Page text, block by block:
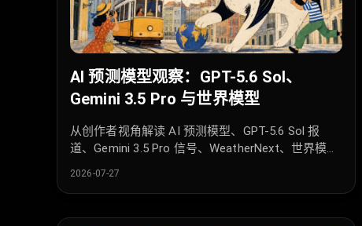
AI 预测模型观察：GPT-5.6 Sol、
Gemini 3.5 Pro 与世界模型
从创作者视角解读 AI 预测模型、GPT-5.6 Sol 报
道、Gemini 3.5 Pro 信号、WeatherNext、世界模型
2026-07-27